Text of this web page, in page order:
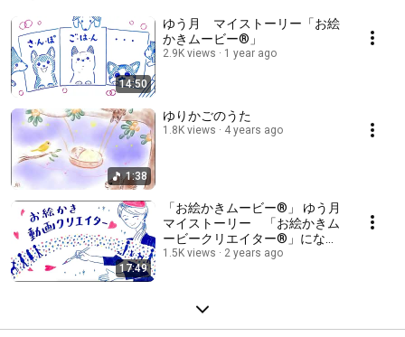
14:50
ゆう月 マイストーリー「お絵
かきムービー®」
2.9K views 1 year ago
1:38
ゆりかごのうた
1.8K views 4 years ago
17:49
「お絵かきムービー®」 ゆう月
マイストーリー 「お絵かきム
ービークリエイター®」になる
まで
1.5K views 2 years ago